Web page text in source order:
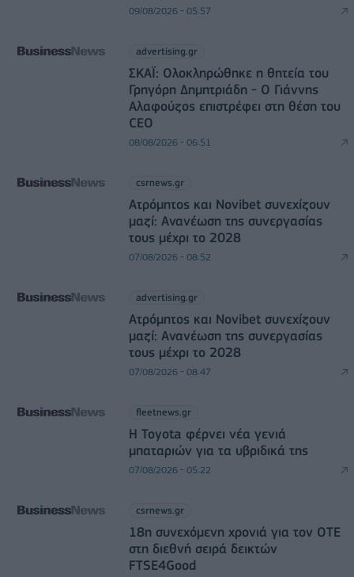
09/08/2026 - 05:57
advertising.gr
ΣΚΑΪ: Ολοκληρώθηκε η θητεία του
Γρηγόρη Δημητριάδη - Ο Γιάννης
Αλαφούζος επιστρέφει στη θέση του
CEO
08/08/2026 - 06:51
csrnews.gr
Ατρόμητος και Novibet συνεχίζουν
μαζί: Ανανέωση της συνεργασίας
τους μέχρι το 2028
07/08/2026 - 08:52
advertising.gr
Ατρόμητος και Novibet συνεχίζουν
μαζί: Ανανέωση της συνεργασίας
τους μέχρι το 2028
07/08/2026 - 08:47
fleetnews.gr
Η Toyota φέρνει νέα γενιά
μπαταριών για τα υβριδικά της
07/08/2026 - 05:22
csrnews.gr
18η συνεχόμενη χρονιά για τον ΟΤΕ
στη διεθνή σειρά δεικτών
FTSE4Good